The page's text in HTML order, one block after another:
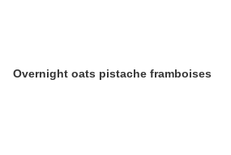
Overnight oats pistache framboises